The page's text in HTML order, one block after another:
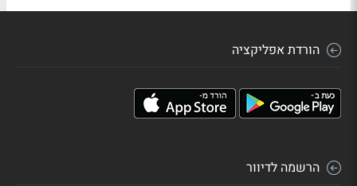
הורדת אפליקציה
הרשמה לדיוור